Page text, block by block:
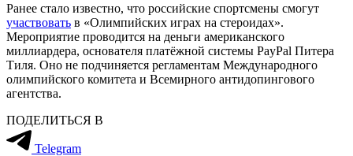
Ранее стало известно, что российские спортсмены смогут
участвовать в «Олимпийских играх на стероидах».
Мероприятие проводится на деньги американского
миллиардера, основателя платёжной системы PayPal Питера
Тиля. Оно не подчиняется регламентам Международного
олимпийского комитета и Всемирного антидопингового
агентства.
ПОДЕЛИТЬСЯ В
Telegram